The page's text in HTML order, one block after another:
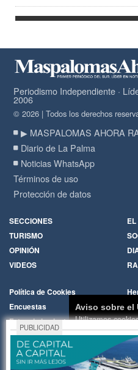
Periodismo Independiente ·
2006
© 2026 | Todos los derechos
▶ MASPALOMAS AHORA
Diario de La Palma
Noticias WhatsApp
Términos de uso
Protección de datos
SECCIONES
TURISMO
OPINIÓN
VIDEOS
Política de Cookies
Encuestas
Fotos de los lectores
Temas de actualidad
Nosotros
Contacto
PUBLICIDAD
Aviso sobre el
Utilizamos
funcionamiento
de cookies y
Política de